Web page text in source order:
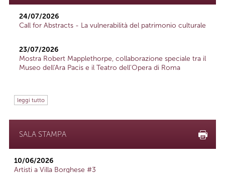
24/07/2026
Call for Abstracts - La vulnerabilità del patrimonio culturale
23/07/2026
Mostra Robert Mapplethorpe, collaborazione speciale tra il
Museo dell'Ara Pacis e il Teatro dell'Opera di Roma
leggi tutto
SALA STAMPA
10/06/2026
Artisti a Villa Borghese #3